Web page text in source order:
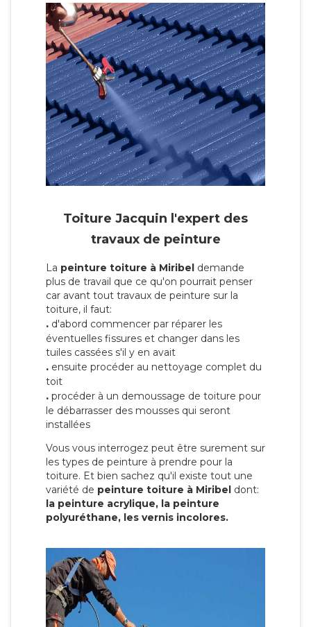
Toiture Jacquin l'expert des
travaux de peinture
La peinture toiture à Miribel demande
plus de travail que ce qu'on pourrait penser
car avant tout travaux de peinture sur la
toiture, il faut:
. d'abord commencer par réparer les
éventuelles fissures et changer dans les
tuiles cassées s'il y en avait
. ensuite procéder au nettoyage complet du
toit
. procéder à un demoussage de toiture pour
le débarrasser des mousses qui seront
installées
Vous vous interrogez peut être surement sur
les types de peinture à prendre pour la
toiture. Et bien sachez qu'il existe tout une
variété de peinture toiture à Miribel dont:
la peinture acrylique, la peinture
polyuréthane, les vernis incolores.